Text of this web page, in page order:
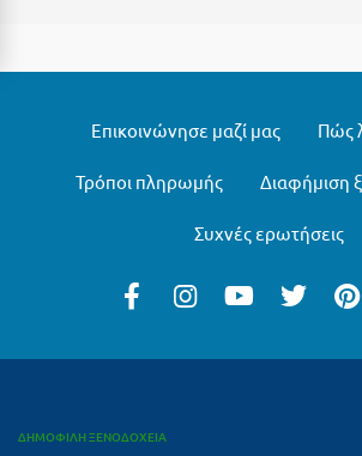
Μαραθώνας Αττικής
Μονεμβασιά
Επικοινώνησε μαζί μας Πώς
Τρόποι πληρωμής Διαφήμιση
Συχνές ερωτήσεις
ΔΗΜΟΦΙΛΗ ΞΕΝΟΔΟΧΕΙΑ